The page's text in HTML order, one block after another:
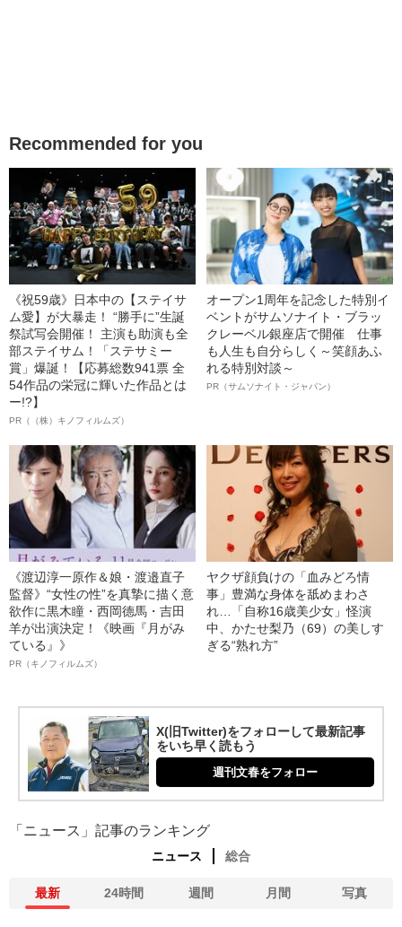
Recommended for you
《祝59歳》日本中の【ステイサ
ム愛】が大暴走！ “勝手に”生誕
祭試写会開催！ 主演も助演も全
部ステイサム！「ステサミー
賞」爆誕！【応募総数941票 全
54作品の栄冠に輝いた作品とは
ー!?】
PR（（株）キノフィルムズ）
オープン1周年を記念した特別イ
ベントがサムソナイト・ブラッ
クレーベル銀座店で開催 仕事
も人生も自分らしく～笑顔あふ
れる特別対談～
PR（サムソナイト・ジャパン）
《渡辺淳一原作＆娘・渡邉直子
監督》“女性の性”を真摯に描く意
欲作に黒木瞳・西岡德馬・吉田
羊が出演決定！《映画『月がみ
ている』》
PR（キノフィルムズ）
ヤクザ顔負けの「血みどろ情
事」豊満な身体を舐めまわさ
れ…「自称16歳美少女」怪演
中、かたせ梨乃（69）の美しす
ぎる“熟れ方”
X(旧Twitter)をフォローして最新記事
をいち早く読もう
週刊文春をフォロー
「ニュース」記事のランキング
ニュース 総合
最新 24時間 週間 月間 写真